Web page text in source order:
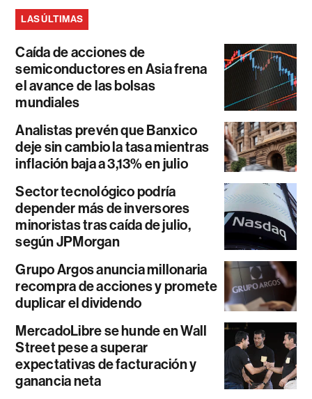
LAS ÚLTIMAS
Caída de acciones de
semiconductores en Asia frena
el avance de las bolsas
mundiales
Analistas prevén que Banxico
deje sin cambio la tasa mientras
inflación baja a 3,13% en julio
Sector tecnológico podría
depender más de inversores
minoristas tras caída de julio,
según JPMorgan
Grupo Argos anuncia millonaria
recompra de acciones y promete
duplicar el dividendo
MercadoLibre se hunde en Wall
Street pese a superar
expectativas de facturación y
ganancia neta